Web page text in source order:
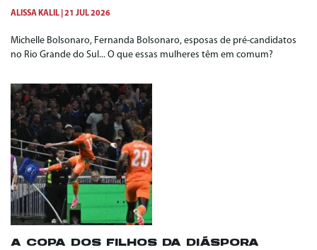
ALISSA KALIL 21 JUL 2026
Michelle Bolsonaro, Fernanda Bolsonaro, esposas de pré-candidatos
no Rio Grande do Sul... O que essas mulheres têm em comum?
A COPA DOS FILHOS DA DIÁSPORA